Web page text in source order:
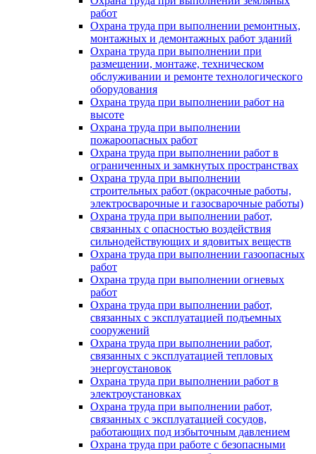
работ
Охрана труда при выполнении ремонтных,
монтажных и демонтажных работ зданий
Охрана труда при выполнении при
размещении, монтаже, техническом
обслуживании и ремонте технологического
оборудования
Охрана труда при выполнении работ на
высоте
Охрана труда при выполнении
пожароопасных работ
Охрана труда при выполнении работ в
ограниченных и замкнутых пространствах
Охрана труда при выполнении
строительных работ (окрасочные работы,
электросварочные и газосварочные работы)
Охрана труда при выполнении работ,
связанных с опасностью воздействия
сильнодействующих и ядовитых веществ
Охрана труда при выполнении газоопасных
работ
Охрана труда при выполнении огневых
работ
Охрана труда при выполнении работ,
связанных с эксплуатацией подъемных
сооружений
Охрана труда при выполнении работ,
связанных с эксплуатацией тепловых
энергоустановок
Охрана труда при выполнении работ в
электроустановках
Охрана труда при выполнении работ,
связанных с эксплуатацией сосудов,
работающих под избыточным давлением
Охрана труда при работе с безопасными